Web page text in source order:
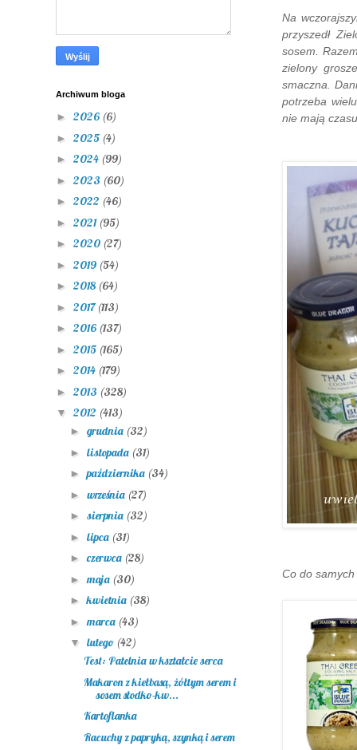
Na
przyszedł
sosem.
zielony
smaczna.
potrzeba
nie mają
Co do
Archiwum bloga
► 2026 (6)
► 2025 (4)
► 2024 (99)
► 2023 (60)
► 2022 (46)
► 2021 (95)
► 2020 (27)
► 2019 (54)
► 2018 (64)
► 2017(113)
► 2016 (137)
► 2015 (165)
► 2014 (179)
► 2013 (328)
▼ 2012 (413)
► grudnia (32)
► listopada (31)
►października (34)
► września (27)
► sierpnia (32)
► lipca (31)
►czerwca (28)
► maja (30)
►kwietnia (38)
► marca (43)
▼ lutego (42)
Test: Patelnia w kształcie serca
Makaron z kiełbasą, żółtym serem i
sosem słodko-kw...
Kartoflanka
Racuchy z papryką, szynką i serem